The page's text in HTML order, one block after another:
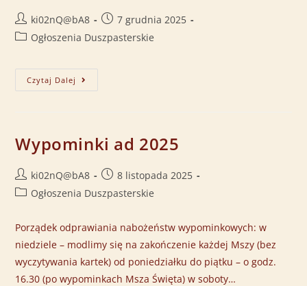
ki02nQ@bA8
7 grudnia 2025
Ogłoszenia Duszpasterskie
Czytaj Dalej
Wypominki ad 2025
ki02nQ@bA8
8 listopada 2025
Ogłoszenia Duszpasterskie
Porządek odprawiania nabożeństw wypominkowych: w
niedziele – modlimy się na zakończenie każdej Mszy (bez
wyczytywania kartek) od poniedziałku do piątku – o godz.
16.30 (po wypominkach Msza Święta) w soboty…